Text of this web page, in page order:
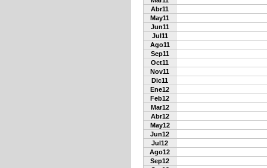
Abr11
May11
Jun11
Jul11
Ago11
Sep11
Oct11
Nov11
Dic11
Ene12
Feb12
Mar12
Abr12
May12
Jun12
Jul12
Ago12
Sep12